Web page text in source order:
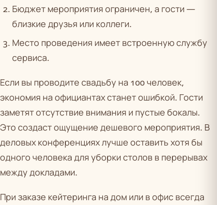
Бюджет мероприятия ограничен, а гости —
близкие друзья или коллеги.
Место проведения имеет встроенную службу
сервиса.
Если вы проводите свадьбу на 100 человек,
экономия на официантах станет ошибкой. Гости
заметят отсутствие внимания и пустые бокалы.
Это создаст ощущение дешевого мероприятия. В
деловых конференциях лучше оставить хотя бы
одного человека для уборки столов в перерывах
между докладами.
При заказе кейтеринга на дом или в офис всегда